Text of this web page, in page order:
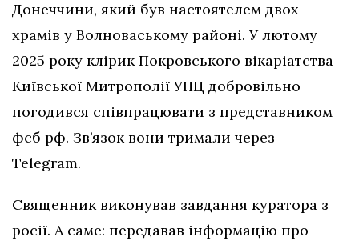
Донеччини, який був настоятелем двох
храмів у Волноваському районі. У лютому
2025 року клірик Покровського вікаріатства
Київської Митрополії УПЦ добровільно
погодився співпрацювати з представником
фсб рф. Зв’язок вони тримали через
Telegram.
Священник виконував завдання куратора з
росії. А саме: передавав інформацію про